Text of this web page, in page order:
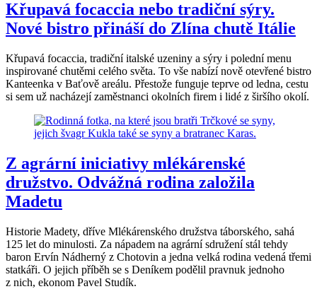
Křupavá focaccia nebo tradiční sýry.
Nové bistro přináší do Zlína chutě Itálie
Křupavá focaccia, tradiční italské uzeniny a sýry i polední menu
inspirované chutěmi celého světa. To vše nabízí nově otevřené bistro
Kanteenka v Baťově areálu. Přestože funguje teprve od ledna, cestu
si sem už nacházejí zaměstnanci okolních firem i lidé z širšího okolí.
Z agrární iniciativy mlékárenské
družstvo. Odvážná rodina založila
Madetu
Historie Madety, dříve Mlékárenského družstva táborského, sahá
125 let do minulosti. Za nápadem na agrární sdružení stál tehdy
baron Ervín Nádherný z Chotovin a jedna velká rodina vedená třemi
statkáři. O jejich příběh se s Deníkem podělil pravnuk jednoho
z nich, ekonom Pavel Studík.